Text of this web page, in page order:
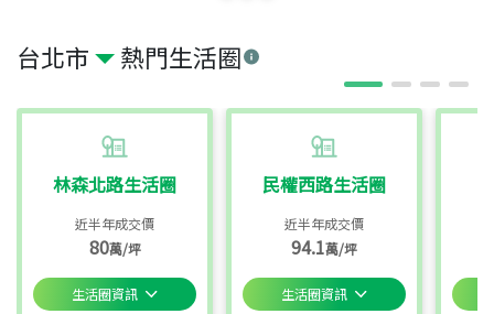
台北市 熱門生活圈
林森北路生活圈
近半年成交價
80萬/坪
生活圈資訊
民權西路生活圈
近半年成交價
94.1萬/坪
生活圈資訊